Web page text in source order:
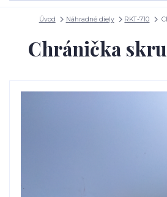
Úvod Náhradné diely RKT-710
Chránička